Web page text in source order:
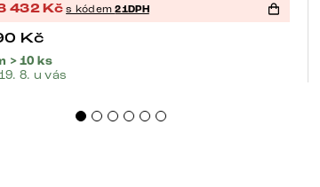
432Kč s kódem21DPH
Kč
> 10 ks
8. u vás